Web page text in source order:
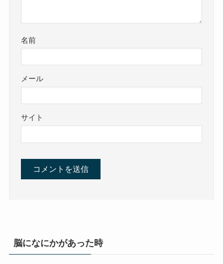
名前
メール
サイト
脳になにかがあった時